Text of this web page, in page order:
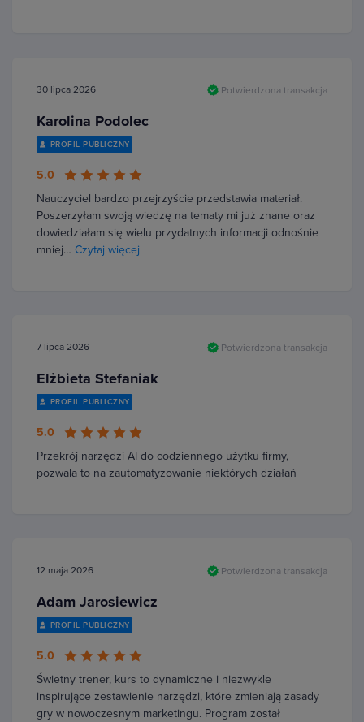
30 lipca 2026 Potwierdzona transakcja
Karolina Podolec
PROFIL PUBLICZNY
5.0
Nauczyciel bardzo przejrzyście przedstawia materiał.
Poszerzyłam swoją wiedzę na tematy mi już znane oraz
dowiedziałam się wielu przydatnych informacji odnośnie
mniej… Czytaj więcej
7 lipca 2026 Potwierdzona transakcja
Elżbieta Stefaniak
PROFIL PUBLICZNY
5.0
Przekrój narzędzi AI do codziennego użytku firmy,
pozwala to na zautomatyzowanie niektórych działań
12 maja 2026 Potwierdzona transakcja
Adam Jarosiewicz
PROFIL PUBLICZNY
5.0
Świetny trener, kurs to dynamiczne i niezwykle
inspirujące zestawienie narzędzi, które zmieniają zasady
gry w nowoczesnym marketingu. Program został